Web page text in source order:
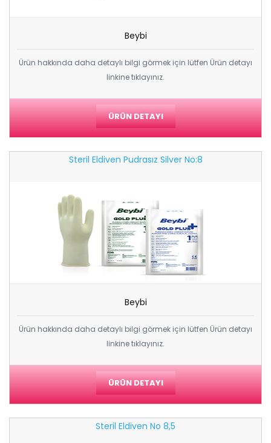
Beybi
Ürün hakkında daha detaylı bilgi görmek için lütfen Ürün detayı
linkine tıklayınız.
ÜRÜN DETAYI
Steril Eldiven Pudrasız Silver No:8
Beybi
Ürün hakkında daha detaylı bilgi görmek için lütfen Ürün detayı
linkine tıklayınız.
ÜRÜN DETAYI
Steril Eldiven No 8,5